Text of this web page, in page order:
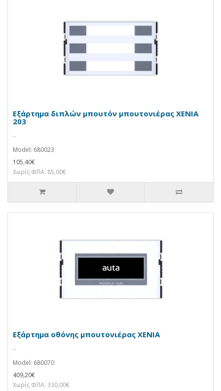
Εξάρτημα διπλών μπουτόν μπουτονιέρας XENIA
203
..
Model: 680023
105,40€
Χωρίς ΦΠΑ: 85,00€
Εξάρτημα οθόνης μπουτονιέρας XENIA
..
Model: 680070
409,20€
Χωρίς ΦΠΑ: 330,00€